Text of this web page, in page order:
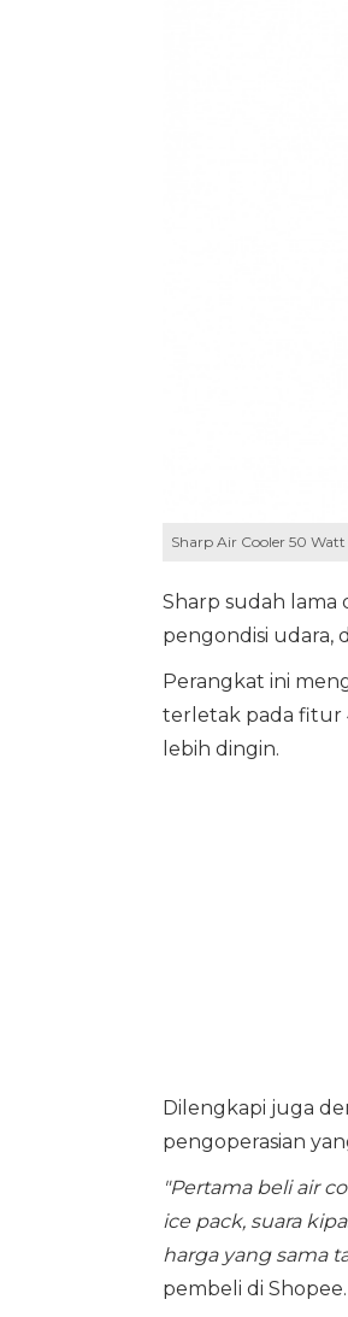
Sharp Air Cooler 50 Watt
Sharp sudah lama
pengondisi udara,
Perangkat ini
terletak pada fitur
lebih dingin.
Dilengkapi juga
pengoperasian
"Pertama beli air
ice pack, suara
harga yang sama
pembeli di Shopee.